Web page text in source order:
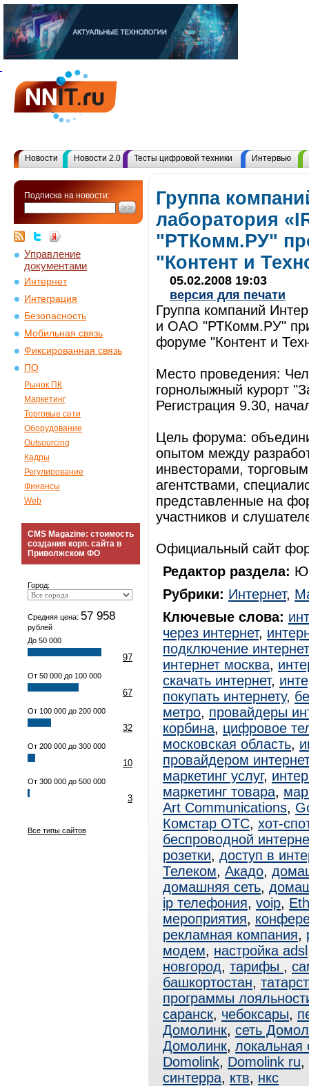
Новости Новости 2.0 Тесты цифровой техники Интервью
Подписка на новости:
Управление
документами
Интернет
Интеграция
Безопасность
Мобильная связь
Фиксированная связь
ПО
Рынок ПК
Маркетинг
Торговые сети
Оборудование
Outsourcing
Кадры
Регулирование
Финансы
Web
CMS Magazine: стоимость
создания корп. сайта в
Приволжском ФО
Город:
Средняя цена: 57 958
рублей
До 50 000
97
От 50 000 до 100 000
67
От 100 000 до 200 000
32
От 200 000 до 300 000
10
От 300 000 до 500 000
3
Все типы сайтов
Группа
лаборатория
"РТКомм.РУ"
"Контент и
05.02.2008 19:03
версия для печати
Группа компаний
и ОАО "РТКомм.РУ"
форуме "Контент и
Место проведения:
горнолыжный курорт
Регистрация 9.30,
Цель форума:
опытом между
инвесторами,
агентствами,
представленные на
участников и
Официальный сайт
Редактор раздела:
Рубрики: Интернет,
Ключевые слова:
через интернет,
подключение
интернет москва,
скачать интернет,
покупать интернету,
метро, провайдеры
корбина, цифровое
московская область,
провайдером
маркетинг услуг,
маркетинг товара,
Art Communications,
Комстар ОТС, хот-
беспроводной
розетки, доступ в
Телеком, Акадо,
домашняя сеть,
ip телефония, voip,
мероприятия,
рекламная компания,
модем, настройка adsl
новгород, тарифы ,
башкортостан,
программы
саранск, чебоксары,
Домолинк, сеть
Домолинк, локальная
Domolink, Domolink ru,
синтерра, ктв, нкс